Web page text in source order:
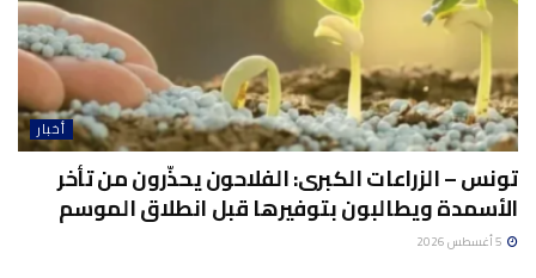
أخبار
تونس – الزراعات الكبرى: الفلاحون يحذّرون من تأخر
الأسمدة ويطالبون بتوفيرها قبل انطلاق الموسم